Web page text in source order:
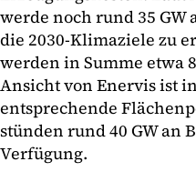
werde noch rund 35
die 2030-Klimaziele zu
werden in Summe etwa
Ansicht von Enervis ist
entsprechende
stünden rund 40 GW an
Verfügung.